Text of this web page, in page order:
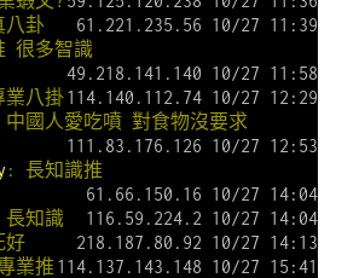
卦
61.221.235.56 10/27 11:39
很多智識
49.218.141.140 10/27 11:58
八掛114.140.112.74 10/27 12:29
國人愛吃噴 對食物沒要求
111.83.176.126 10/27 12:53
: 長知識推
61.66.150.16 10/27 14:04
知識
116.59.224.2 10/27 14:04
好
218.187.80.92 10/27 14:13
業推 114.137.143.148 10/27 15:41